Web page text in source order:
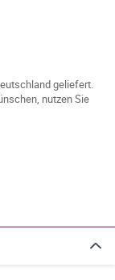
geliefert.
nutzen Sie